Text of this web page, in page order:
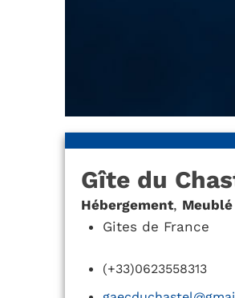
Gîte du
Hébergement,
Gites de France
(+33)0623558313